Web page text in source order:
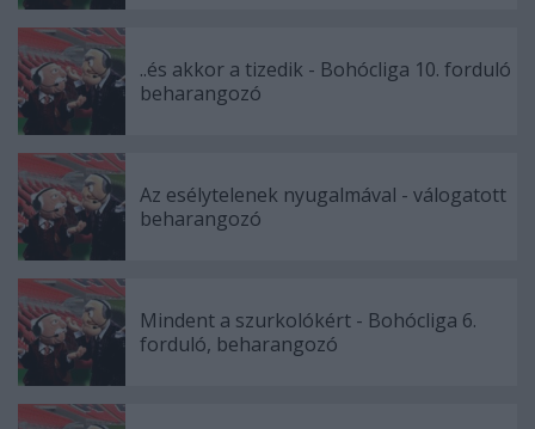
..és akkor a tizedik - Bohócliga 10. forduló
beharangozó
Az esélytelenek nyugalmával - válogatott
beharangozó
Mindent a szurkolókért - Bohócliga 6.
forduló, beharangozó